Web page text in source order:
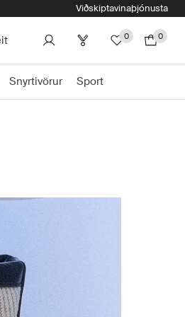
Viðskiptavinaþjónusta
0 0
Snyrtivörur Sport